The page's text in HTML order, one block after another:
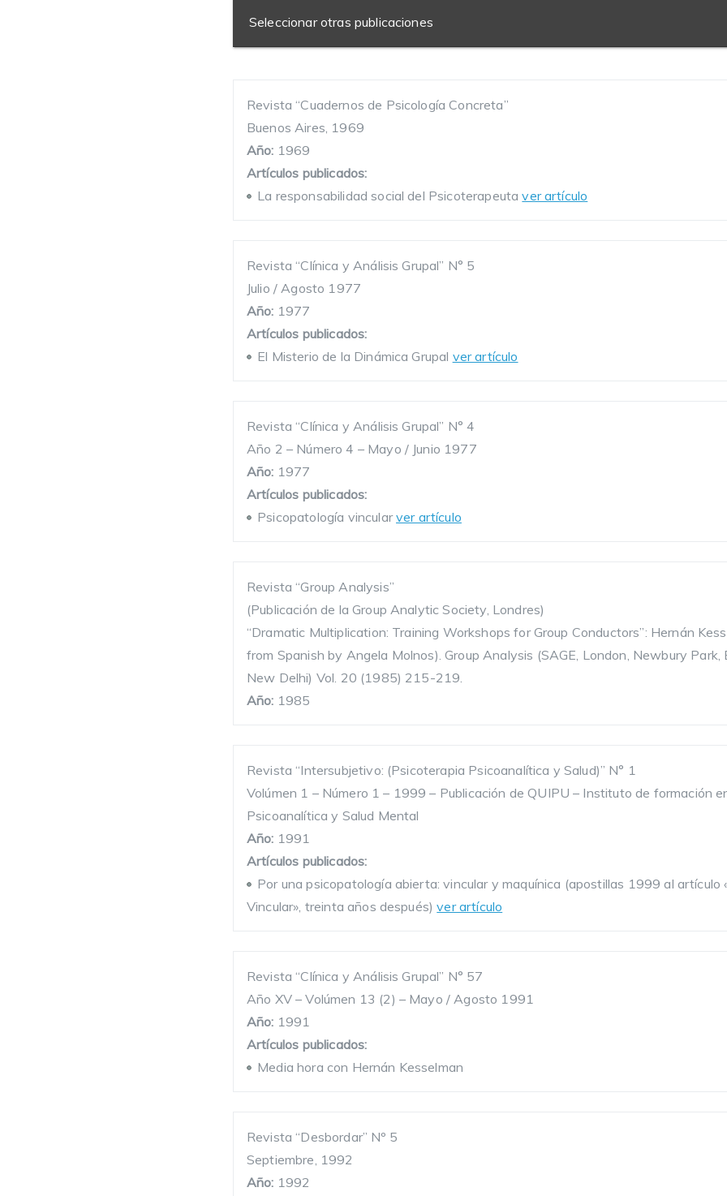
Seleccionar otras publicaciones
Revista “Cuadernos de Psicología Concreta”
Buenos Aires, 1969
Año: 1969
Artículos publicados:
La responsabilidad social del Psicoterapeutaver artículo
Revista “Clínica y Análisis Grupal” N° 5
Julio / Agosto 1977
Año: 1977
Artículos publicados:
El Misterio de la Dinámica Grupal ver artículo
Revista “Clínica y Análisis Grupal” N° 4
Año 2 – Número 4 – Mayo / Junio 1977
Año: 1977
Artículos publicados:
Psicopatología vincularver artículo
Revista “Group Analysis”
(Publicación de la Group Analytic Society, Londres)
“Dramatic Multiplication: Training Workshops for Group Conductors”: Hernán
from Spanish by Angela Molnos). Group Analysis (SAGE, London, Newbury Park,
New Delhi) Vol. 20 (1985) 215-219.
Año: 1985
Revista “Intersubjetivo: (Psicoterapia Psicoanalítica y Salud)” N° 1
Volúmen 1 – Número 1 – 1999 – Publicación de QUIPU – Instituto de formación
Psicoanalítica y Salud Mental
Año: 1991
Artículos publicados:
Por una psicopatología abierta: vincular y maquínica (apostillas 1999 al artículo
Vincular», treinta años después)ver artículo
Revista “Clínica y Análisis Grupal” N° 57
Año XV – Volúmen 13 (2) – Mayo / Agosto 1991
Año: 1991
Artículos publicados:
Media hora con Hernán Kesselman
Revista “Desbordar” Nº 5
Septiembre, 1992
Año: 1992